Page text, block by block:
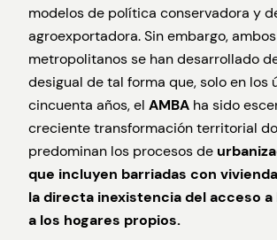
modelos de política conservadora y
agroexportadora. Sin embargo,
metropolitanos se han desarrollado
desigual de tal forma que, solo en los
cincuenta años, el AMBA ha sido
creciente transformación territorial
predominan los procesos de
que incluyen barriadas con
la directa inexistencia del acceso
a los hogares propios.